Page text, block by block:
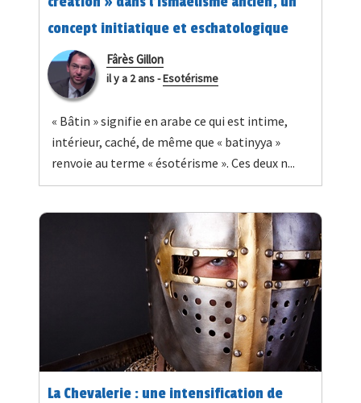
concept initiatique et eschatologique
Fârès Gillon
il y a 2 ans-Esotérisme
« Bâtin » signifie en arabe ce qui est intime,
intérieur, caché, de même que « batinyya »
renvoie au terme « ésotérisme ». Ces deux n...
La Chevalerie : une intensification de